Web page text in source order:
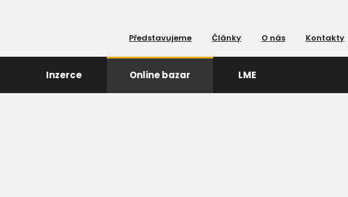
Představujeme Články O nás Kontakty
Inzerce Online bazar LME